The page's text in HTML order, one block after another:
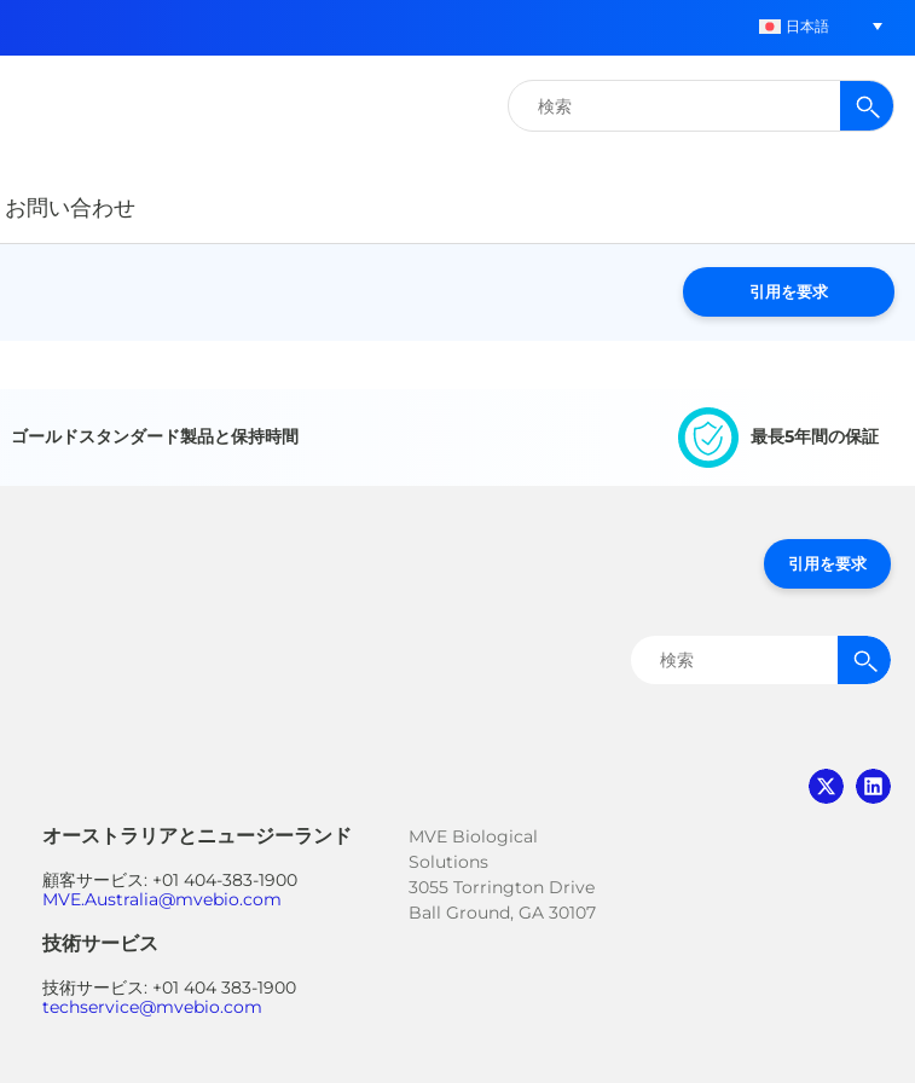
日本語
検
索:
お問い合わせ
引用を要求
ゴールドスタンダード製品と保持時間 最長5年間の保証
引用を要求
検
オーストラリアとニュージーランド
顧客サービス: +01 404-383-1900
MVE.Australia@mvebio.com
技術サービス
技術サービス: +01 404 383-1900
techservice@mvebio.com
MVE Biological
Solutions
3055 Torrington Drive
Ball Ground, GA 30107